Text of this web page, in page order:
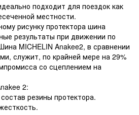
подходит для поездок как
местности.
рисунку протектора шина
результаты при движении по
MICHELIN Anakee2, в сравнении
служит, по крайней мере на 29%
со сцеплением на
2:
резины протектора.